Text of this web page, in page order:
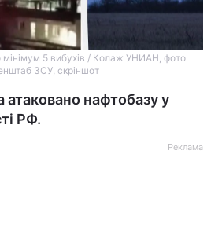
мінімум 5 вибухів / Колаж УНИАН, фото
ЗСУ, скріншот
атаковано нафтобазу у
РФ.
Реклама